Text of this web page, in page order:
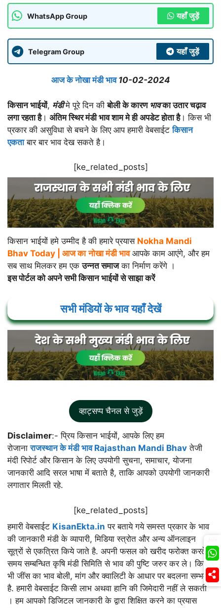
WhatsApp Group यहाँ जुड़ें
Telegram Group यहाँ जुड़ें
आज के नोखा मंडी भाव 10-02-2024
किसान भाईयों, मंडीमे पूरे दिन कीबोली के कारण भावका उतार चढ़ाव
लगा रहता है। अंतिम स्थिर मंडी भाव शाम मे ही अपडेट होता है। किस भी
प्रकार की असुविधा से बचने के लिए आप हमारी वेबसाईटकिसान
एकताबार बार भाव देख सकते है।
[ke_related_posts]
किसान भाईयों हमे उम्मीद है की हमारे प्रयास Nokha Mandi
Bhav Today | आज का नोखामंडी भावआपके काम आएंगे, और हम
सब साथ मिलकर हम एकउन्नत समाजका निर्माण करेंगे ।
इस पोर्टल को अपने सभी किसान भाईयों से साझा करें
सभी मंडियों के भाव यहाँ देखें
व्हाट्सप्प चैनल से जुड़ें
Disclaimer:- प्रिय किसान भाईयों, आपके लिए हम
रोजानाराजस्थान के मंडी भाव Rajasthan Mandi Bhav तेजी
मंदी रिपोर्ट और किसान के लिए उपयोगी सुचना, समाचार, योजना
जानकारी आदि सरल भाषा में बताते है, ताकि आपको उपयोगी जानकारी
लगातार मिलती रहे.
[ke_related_posts]
हमारी वेबसाईट KisanEkta.in पर बताये गये समस्त प्रकार के भाव
की जानकारी मंडी के व्यापारी, मिडिया स्त्रोत और अन्य ऑनलाइन
सूत्रों से एकत्रित किये जाते है. अपनी फसल को खरीद फरोक्त करते
समय सम्बन्धित कृषि मंडी सिमिति से भाव की पुष्टि जरुर कर ले। किसी
भी जींस का भाव बोली, मांग और क्वालिटी के आधार पर बदलना सम्भव
है. हमारी वेबसाईट किसी लाभ अथवा हानि की जिमेदारी नहीं ले सकती
। हम आपको डिजिटल जानकारी के द्वारा शिक्षित करने का प्रयास